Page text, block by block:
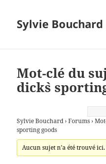
Sylvie Bouchard
Mot-clé du
dick`s
Sylvie Bouchard › Forums ›
sporting goods
Aucun sujet n’a été trouvé ici.